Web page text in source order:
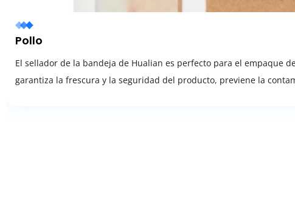
Pollo
El sellador de la bandeja de Hualian es perfecto para el empaque
garantiza la frescura y la seguridad del producto, previene la